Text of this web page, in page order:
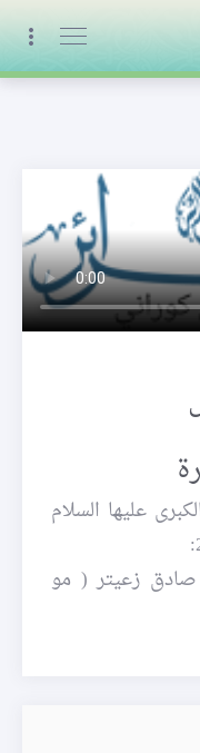
عليها السلام
زعيتر ( مو